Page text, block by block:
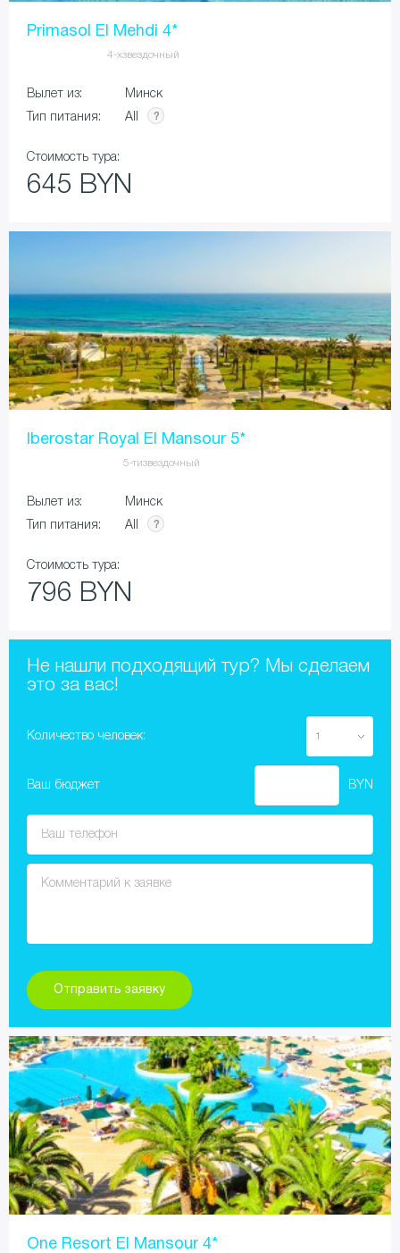
Primasol El Mehdi 4*
4-хзвездочный
Вылет из:
Минск
Тип питания:
All
Стоимость тура:
645 BYN
Iberostar Royal El Mansour 5*
5-тизвездочный
Вылет из:
Минск
Тип питания:
All
Стоимость тура:
796 BYN
Не нашли подходящий тур? Мы сделаем
это за вас!
Количество человек:
Ваш бюджет BYN
One Resort El Mansour 4*